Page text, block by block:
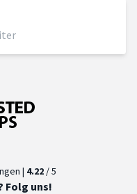
| 4.22 / 5
Folg uns!